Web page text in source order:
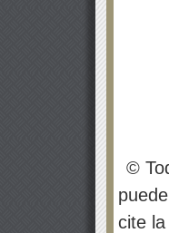
©
cite